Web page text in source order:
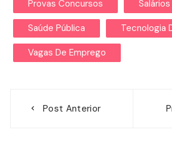
Provas Concursos
Saúde Pública Tecnologia
Vagas De Emprego
Post Anterior